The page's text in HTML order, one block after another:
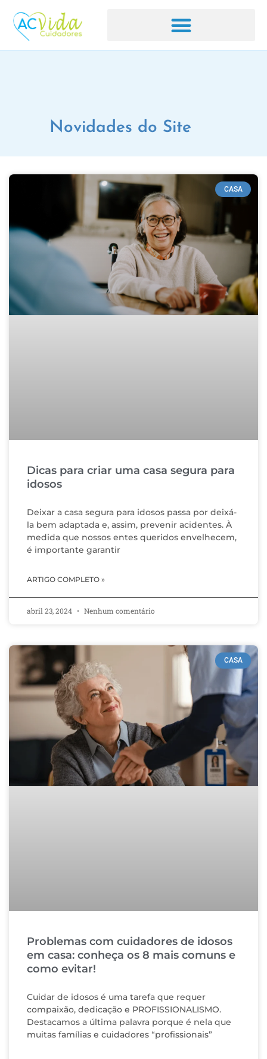
Novidades do Site
CASA
Dicas para criar uma casa segura para
idosos
Deixar a casa segura para idosos passa por deixá-
la bem adaptada e, assim, prevenir acidentes. À
medida que nossos entes queridos envelhecem,
é importante garantir
ARTIGO COMPLETO »
abril 23, 2024 Nenhum comentário
CASA
Problemas com cuidadores de idosos
em casa: conheça os 8 mais comuns e
como evitar!
Cuidar de idosos é uma tarefa que requer
compaixão, dedicação e PROFISSIONALISMO.
Destacamos a última palavra porque é nela que
muitas famílias e cuidadores “profissionais”